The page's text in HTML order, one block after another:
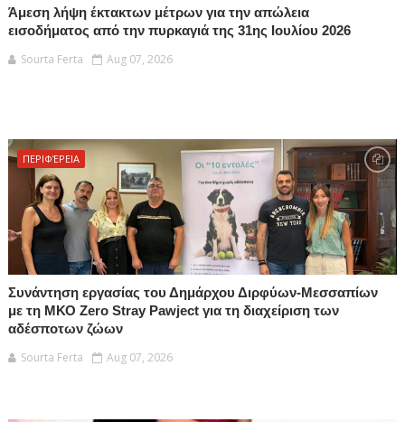
Άμεση λήψη έκτακτων μέτρων για την απώλεια
εισοδήματος από την πυρκαγιά της 31ης Ιουλίου 2026
Sourta Ferta
Aug 07, 2026
ΠΕΡΙΦΈΡΕΙΑ
Συνάντηση εργασίας του Δημάρχου Διρφύων-Μεσσαπίων
με τη ΜΚΟ Zero Stray Pawject για τη διαχείριση των
αδέσποτων ζώων
Sourta Ferta
Aug 07, 2026